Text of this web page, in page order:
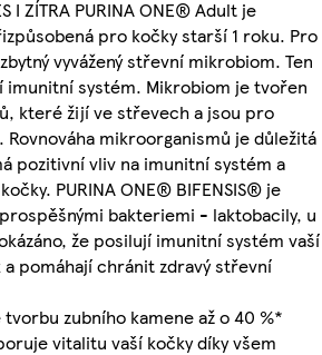
I ZÍTRA PURINA ONE® Adult je
pro kočky starší 1 roku. Pro
vyvážený střevní mikrobiom. Ten
imunitní systém. Mikrobiom je tvořen
které žijí ve střevech a jsou pro
Rovnováha mikroorganismů je důležitá
pozitivní vliv na imunitní systém a
PURINA ONE® BIFENSIS® je
bakteriemi - laktobacily, u
že posilují imunitní systém vaší
pomáhají chránit zdravý střevní
zubního kamene až o 40 %*
vitalitu vaší kočky díky všem